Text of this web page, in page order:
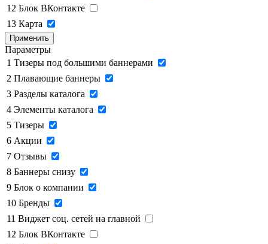
12 Блок ВКонтакте
13 Карта
Применить
Параметры
1 Тизеры под большими баннерами
2 Плавающие баннеры
3 Разделы каталога
4 Элементы каталога
5 Тизеры
6 Акции
7 Отзывы
8 Баннеры снизу
9 Блок о компании
10 Бренды
11 Виджет соц. сетей на главной
12 Блок ВКонтакте